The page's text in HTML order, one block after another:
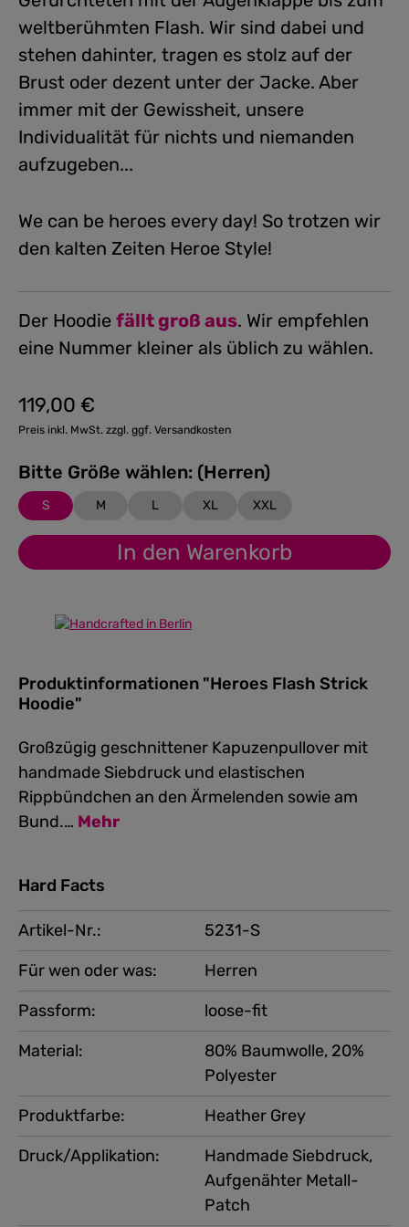
weltberühmten Flash. Wir sind dabei und
stehen dahinter, tragen es stolz auf der
Brust oder dezent unter der Jacke. Aber
immer mit der Gewissheit, unsere
Individualität für nichts und niemanden
aufzugeben...
We can be heroes every day! So trotzen wir
den kalten Zeiten Heroe Style!
Der Hoodie fällt groß aus. Wir empfehlen
eine Nummer kleiner als üblich zu wählen.
Regulärer Preis:
119,00 €
Preis inkl. MwSt. zzgl. ggf. Versandkosten
Bitte Größe wählen: (Herren)
S M L XL XXL
In den Warenkorb
Produktinformationen "Heroes Flash Strick
Hoodie"
Großzügig geschnittener Kapuzenpullover mit
handmade Siebdruck und elastischen
Rippbündchen an den Ärmelenden sowie am
Bund.… Mehr
Hard Facts
Artikel-Nr.:
5231-S
Für wen oder was:
Herren
Produktfarbe:
Heather Grey
Druck/Applikation:
Handmade Siebdruck,
Aufgenähter Metall-
Patch
Passform:
loose-fit
Material:
80% Baumwolle, 20%
Polyester